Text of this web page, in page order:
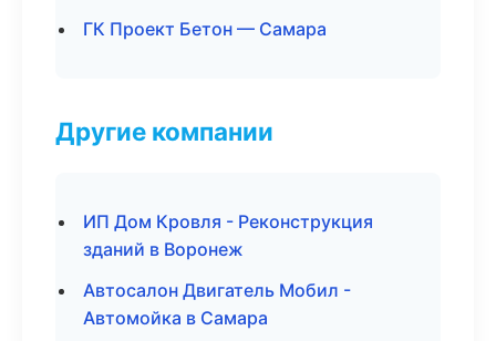
ГК Проект Бетон — Самара
Другие компании
ИП Дом Кровля - Реконструкция
зданий в Воронеж
Автосалон Двигатель Мобил -
Автомойка в Самара